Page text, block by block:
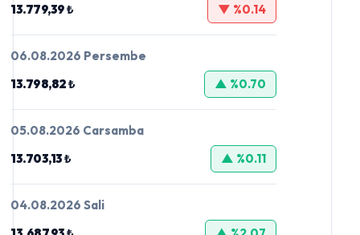
13.779,39 ₺
▼ %0.14
06.08.2026 Persembe
13.798,82 ₺
▲ %0.70
05.08.2026 Carsamba
13.703,13 ₺
▲ %0.11
04.08.2026 Sali